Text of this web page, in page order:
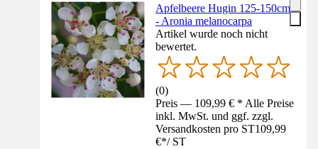
Apfelbeere Hugin 125-150cm
- Aronia melanocarpa
Artikel wurde noch nicht
bewertet.
(0)
Preis — 109,99 € * Alle Preise
inkl. MwSt. und ggf. zzgl.
Versandkosten pro ST109,99
€*/ ST